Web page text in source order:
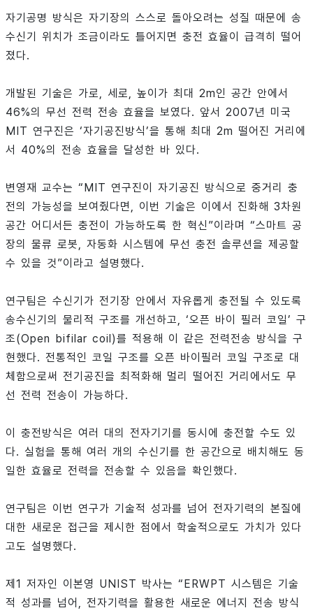
자기공명 방식은 자기장의 스스로 돌아오려는 성질 때문에 송
수신기 위치가 조금이라도 틀어지면 충전 효율이 급격히 떨어
졌다.
개발된 기술은 가로, 세로, 높이가 최대 2m인 공간 안에서
46%의 무선 전력 전송 효율을 보였다. 앞서 2007년 미국
MIT 연구진은 ‘자기공진방식’을 통해 최대 2m 떨어진 거리에
서 40%의 전송 효율을 달성한 바 있다.
변영재 교수는 “MIT 연구진이 자기공진 방식으로 중거리 충
전의 가능성을 보여줬다면, 이번 기술은 이에서 진화해 3차원
공간 어디서든 충전이 가능하도록 한 혁신”이라며 “스마트 공
장의 물류 로봇, 자동화 시스템에 무선 충전 솔루션을 제공할
수 있을 것”이라고 설명했다.
연구팀은 수신기가 전기장 안에서 자유롭게 충전될 수 있도록
송수신기의 물리적 구조를 개선하고, ‘오픈 바이 필러 코일’ 구
조(Open bifilar coil)를 적용해 이 같은 전력전송 방식을 구
현했다. 전통적인 코일 구조를 오픈 바이필러 코일 구조로 대
체함으로써 전기공진을 최적화해 멀리 떨어진 거리에서도 무
선 전력 전송이 가능하다.
이 충전방식은 여러 대의 전자기기를 동시에 충전할 수도 있
다. 실험을 통해 여러 개의 수신기를 한 공간으로 배치해도 동
일한 효율로 전력을 전송할 수 있음을 확인했다.
연구팀은 이번 연구가 기술적 성과를 넘어 전자기력의 본질에
대한 새로운 접근을 제시한 점에서 학술적으로도 가치가 있다
고도 설명했다.
제1 저자인 이본영 UNIST 박사는 “ERWPT 시스템은 기술
적 성과를 넘어, 전자기력을 활용한 새로운 에너지 전송 방식